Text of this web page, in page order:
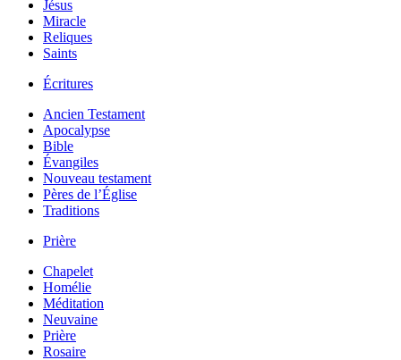
Jésus
Miracle
Reliques
Saints
Écritures
Ancien Testament
Apocalypse
Bible
Évangiles
Nouveau testament
Pères de l’Église
Traditions
Prière
Chapelet
Homélie
Méditation
Neuvaine
Prière
Rosaire